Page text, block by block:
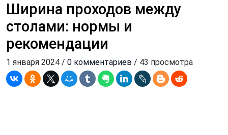
Ширина проходов между
столами: нормы и
рекомендации
1 января 2024 / 0 комментариев / 43 просмотра